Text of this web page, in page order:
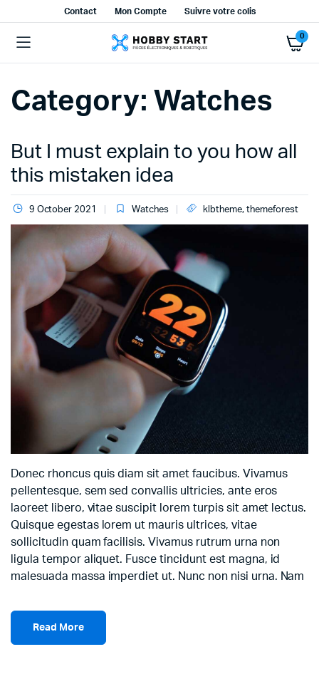
Contact Mon Compte Suivre votre colis
0
Category: Watches
But I must explain to you how all
this mistaken idea
9 October 2021 Watches klbtheme, themeforest
Donec rhoncus quis diam sit amet faucibus. Vivamus
pellentesque, sem sed convallis ultricies, ante eros
laoreet libero, vitae suscipit lorem turpis sit amet lectus.
Quisque egestas lorem ut mauris ultrices, vitae
sollicitudin quam facilisis. Vivamus rutrum urna non
ligula tempor aliquet. Fusce tincidunt est magna, id
malesuada massa imperdiet ut. Nunc non nisi urna. Nam
Read More